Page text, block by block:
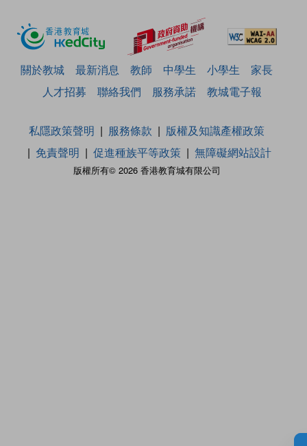
關於教城 最新消息 教師 中學生 小學生
家長
人才招募
聯絡我們 服務承諾 教城電子報
版權所有© 2026 香港教育城有限公司
私隱政策聲明 服務條款
版權及知識產權政策
免責聲明
促進種族平等政策 無障礙網站設計